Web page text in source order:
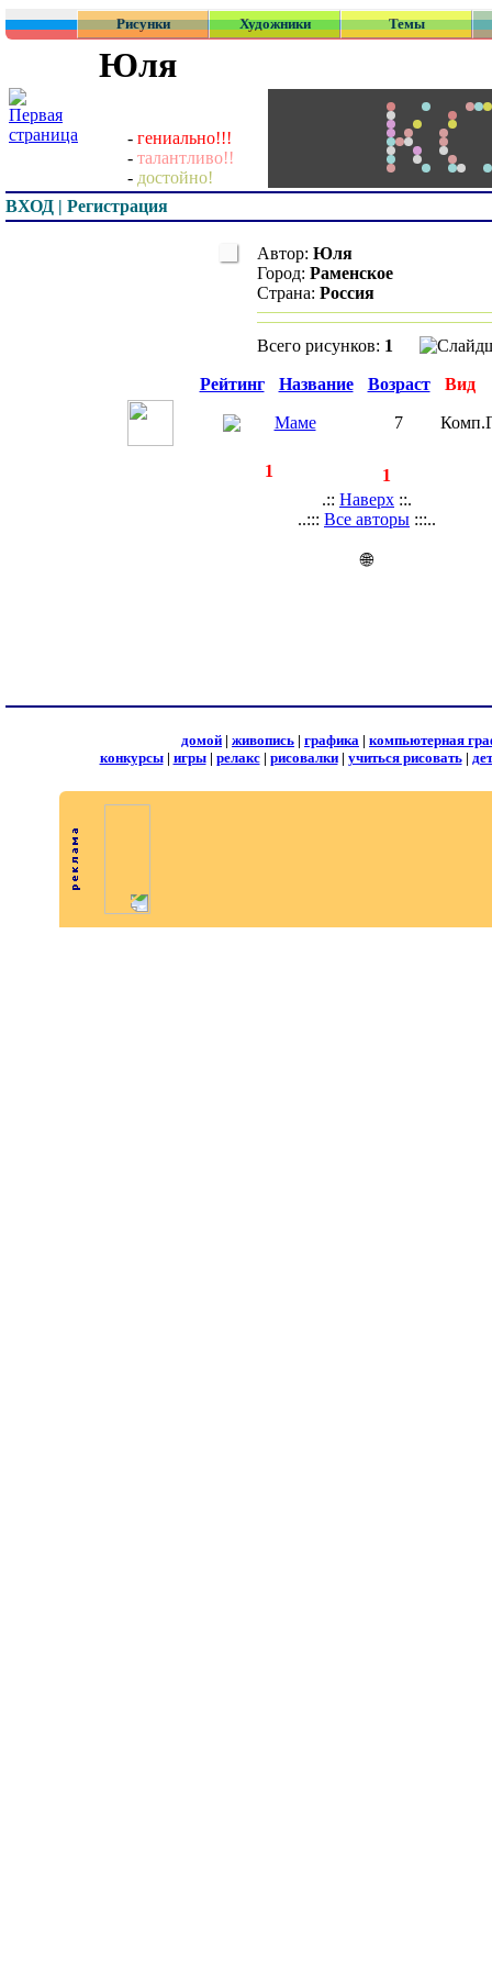
Рисунки Художники Темы
Юля
- гениально!!!
- талантливо!!
- достойно!
ВХОД | Регистрация
Автор: Юля
Город: Раменское
Страна: Россия
Всего рисунков: 1
Рейтинг Название Возраст Вид
Маме 7
1
1
.:: Наверх ::.
..::: Все авторы :::..
🌐
домой | живопись | графика | компьютерная
конкурсы| игры| релакс| рисовалки| учиться рисовать|